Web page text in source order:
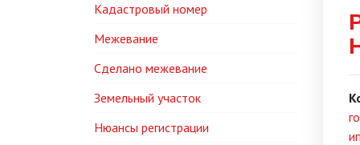
Кадастровый номер
Межевание
Сделано межевание
Земельный участок
Нюансы регистрации